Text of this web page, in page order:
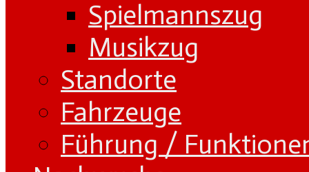
Spielmannszug
Musikzug
Standorte
Fahrzeuge
Führung /